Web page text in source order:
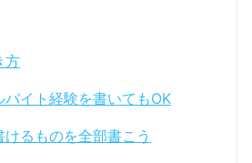
方
バイト経験を書いてもOK
るものを全部書こう